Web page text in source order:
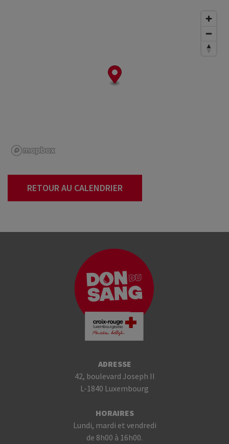
RETOUR AU CALENDRIER
ADRESSE
42, boulevard Joseph II
L-1840 Luxembourg
HORAIRES
Lundi, mardi et vendredi
de 8h00 à 16h00.